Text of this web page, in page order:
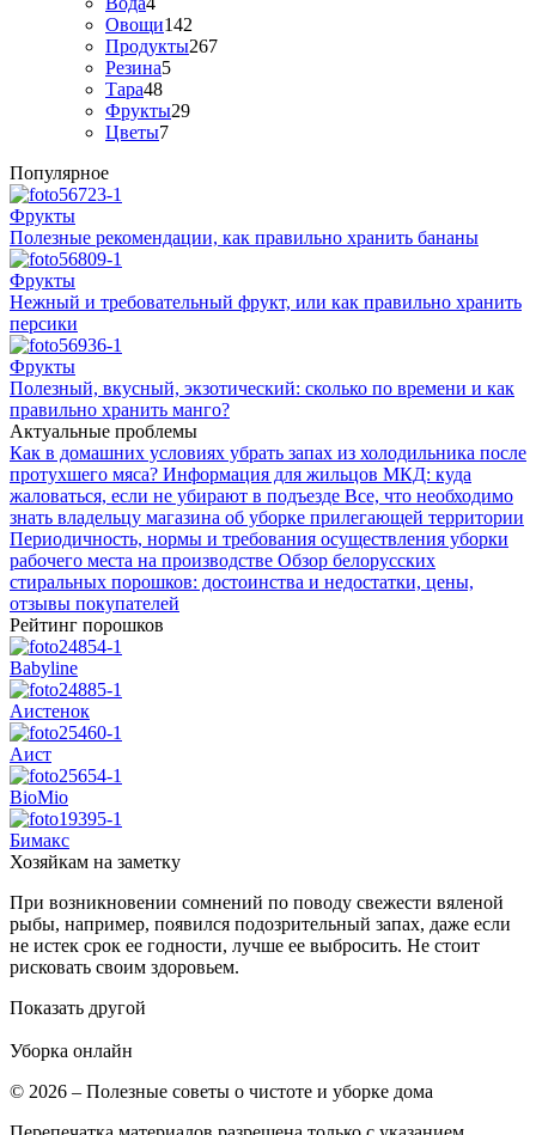
Овощи142
Продукты267
Резина5
Тара48
Фрукты29
Цветы7
Популярное
Фрукты
Полезные рекомендации, как правильно хранить бананы
Фрукты
Нежный и требовательный фрукт, или как правильно хранить
персики
Фрукты
Полезный, вкусный, экзотический: сколько по времени и как
правильно хранить манго?
Актуальные проблемы
Как в домашних условиях убрать запах из холодильника после
протухшего мяса? Информация для жильцов МКД: куда
жаловаться, если не убирают в подъезде Все, что необходимо
знать владельцу магазина об уборке прилегающей территории
Периодичность, нормы и требования осуществления уборки
рабочего места на производстве Обзор белорусских
стиральных порошков: достоинства и недостатки, цены,
отзывы покупателей
Рейтинг порошков
Babyline
Аистенок
Аист
BioMio
Бимакс
Хозяйкам на заметку
При возникновении сомнений по поводу свежести вяленой
рыбы, например, появился подозрительный запах, даже если
не истек срок ее годности, лучше ее выбросить. Не стоит
рисковать своим здоровьем.
Показать другой
Уборка онлайн
© 2026 – Полезные советы о чистоте и уборке дома